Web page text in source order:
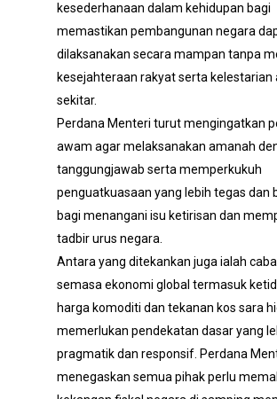
kesederhanaan dalam kehidupan bagi
memastikan pembangunan negara
dilaksanakan secara mampan tanpa
kesejahteraan rakyat serta kelestarian
sekitar.
Perdana Menteri turut mengingatkan
awam agar melaksanakan amanah
tanggungjawab serta memperkukuh
penguatkuasaan yang lebih tegas dan
bagi menangani isu ketirisan dan
tadbir urus negara.
Antara yang ditekankan juga ialah
semasa ekonomi global termasuk
harga komoditi dan tekanan kos sara
memerlukan pendekatan dasar yang
pragmatik dan responsif. Perdana
menegaskan semua pihak perlu